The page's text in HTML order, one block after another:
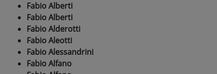
Fabio Alberti
Fabio Alberti
Fabio Alderotti
Fabio Aleotti
Fabio Alessandrini
Fabio Alfano